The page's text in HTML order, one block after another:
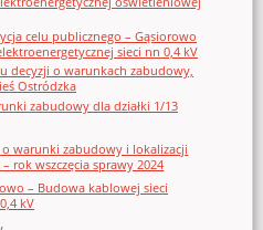
celu publicznego – Gąsiorowo
sieci nn 0,4 kV
decyzji o warunkach zabudowy,
Ostródzka
zabudowy dla działki 1/13
warunki zabudowy i lokalizacji
rok wszczęcia sprawy 2024
– Budowa kablowej sieci
kV